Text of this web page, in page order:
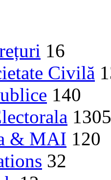
16
Civilă
140
1305
& MAI 120
32